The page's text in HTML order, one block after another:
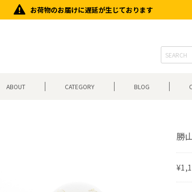
お荷物のお届けに遅延が生じております
ABOUT CATEGORY BLOG
勝